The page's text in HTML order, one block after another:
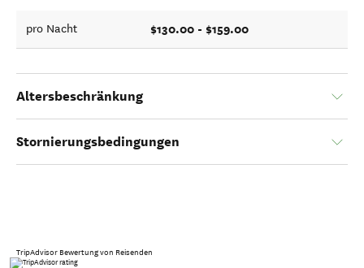
pro Nacht $130.00 - $159.00
Altersbeschränkung
Stornierungsbedingungen
TripAdvisor Bewertung von Reisenden